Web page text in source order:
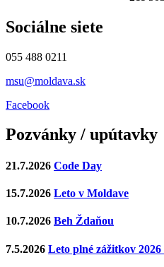
Sociálne siete
055 488 0211
msu@moldava.sk
Facebook
Pozvánky / upútavky
21.7.2026 Code Day
15.7.2026 Leto v Moldave
10.7.2026 Beh Ždaňou
7.5.2026 Leto plné zážitkov